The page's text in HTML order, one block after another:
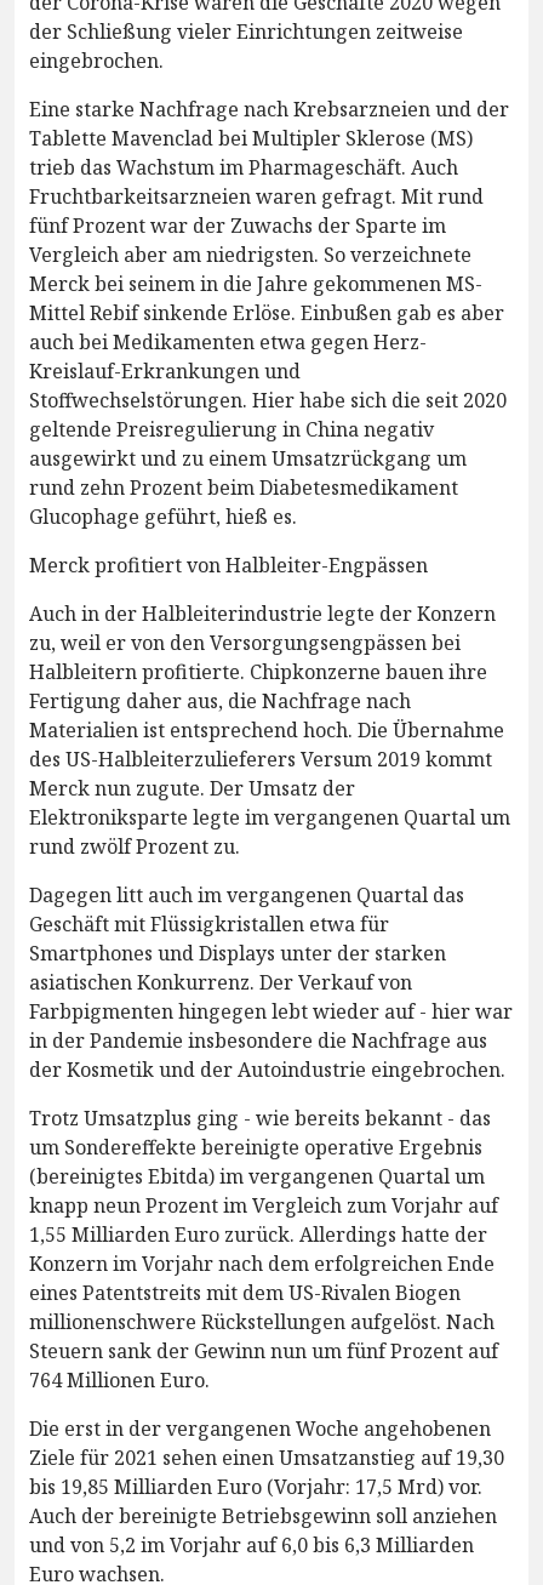
der Schließung vieler Einrichtungen zeitweise
eingebrochen.
Eine starke Nachfrage nach Krebsarzneien und der
Tablette Mavenclad bei Multipler Sklerose (MS)
trieb das Wachstum im Pharmageschäft. Auch
Fruchtbarkeitsarzneien waren gefragt. Mit rund
fünf Prozent war der Zuwachs der Sparte im
Vergleich aber am niedrigsten. So verzeichnete
Merck bei seinem in die Jahre gekommenen MS-
Mittel Rebif sinkende Erlöse. Einbußen gab es aber
auch bei Medikamenten etwa gegen Herz-
Kreislauf-Erkrankungen und
Stoffwechselstörungen. Hier habe sich die seit 2020
geltende Preisregulierung in China negativ
ausgewirkt und zu einem Umsatzrückgang um
rund zehn Prozent beim Diabetesmedikament
Glucophage geführt, hieß es.
Merck profitiert von Halbleiter-Engpässen
Auch in der Halbleiterindustrie legte der Konzern
zu, weil er von den Versorgungsengpässen bei
Halbleitern profitierte. Chipkonzerne bauen ihre
Fertigung daher aus, die Nachfrage nach
Materialien ist entsprechend hoch. Die Übernahme
des US-Halbleiterzulieferers Versum 2019 kommt
Merck nun zugute. Der Umsatz der
Elektroniksparte legte im vergangenen Quartal um
rund zwölf Prozent zu.
Dagegen litt auch im vergangenen Quartal das
Geschäft mit Flüssigkristallen etwa für
Smartphones und Displays unter der starken
asiatischen Konkurrenz. Der Verkauf von
Farbpigmenten hingegen lebt wieder auf - hier war
in der Pandemie insbesondere die Nachfrage aus
der Kosmetik und der Autoindustrie eingebrochen.
Trotz Umsatzplus ging - wie bereits bekannt - das
um Sondereffekte bereinigte operative Ergebnis
(bereinigtes Ebitda) im vergangenen Quartal um
knapp neun Prozent im Vergleich zum Vorjahr auf
1,55 Milliarden Euro zurück. Allerdings hatte der
Konzern im Vorjahr nach dem erfolgreichen Ende
eines Patentstreits mit dem US-Rivalen Biogen
millionenschwere Rückstellungen aufgelöst. Nach
Steuern sank der Gewinn nun um fünf Prozent auf
764 Millionen Euro.
Die erst in der vergangenen Woche angehobenen
Ziele für 2021 sehen einen Umsatzanstieg auf 19,30
bis 19,85 Milliarden Euro (Vorjahr: 17,5 Mrd) vor.
Auch der bereinigte Betriebsgewinn soll anziehen
und von 5,2 im Vorjahr auf 6,0 bis 6,3 Milliarden
Euro wachsen.